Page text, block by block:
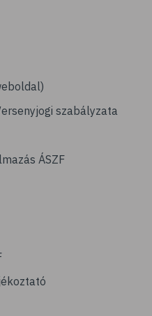
szabályzata
ÁSZF